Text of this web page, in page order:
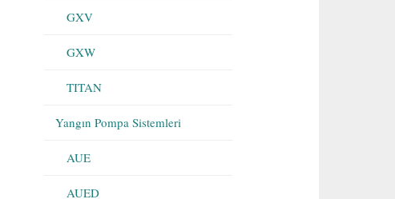
GXV
GXW
TITAN
Yangın Pompa Sistemleri
AUE
AUED